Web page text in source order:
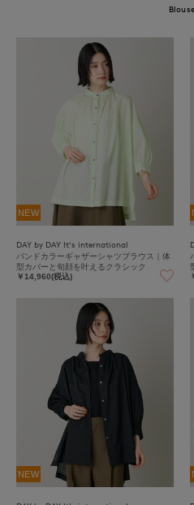
Blouse
NEW
DAY by DAY It's international
バンドカラーギャザーシャツブラウス｜体
型カバーと旬顔を叶えるクラシック
￥14,960(税込)
NEW